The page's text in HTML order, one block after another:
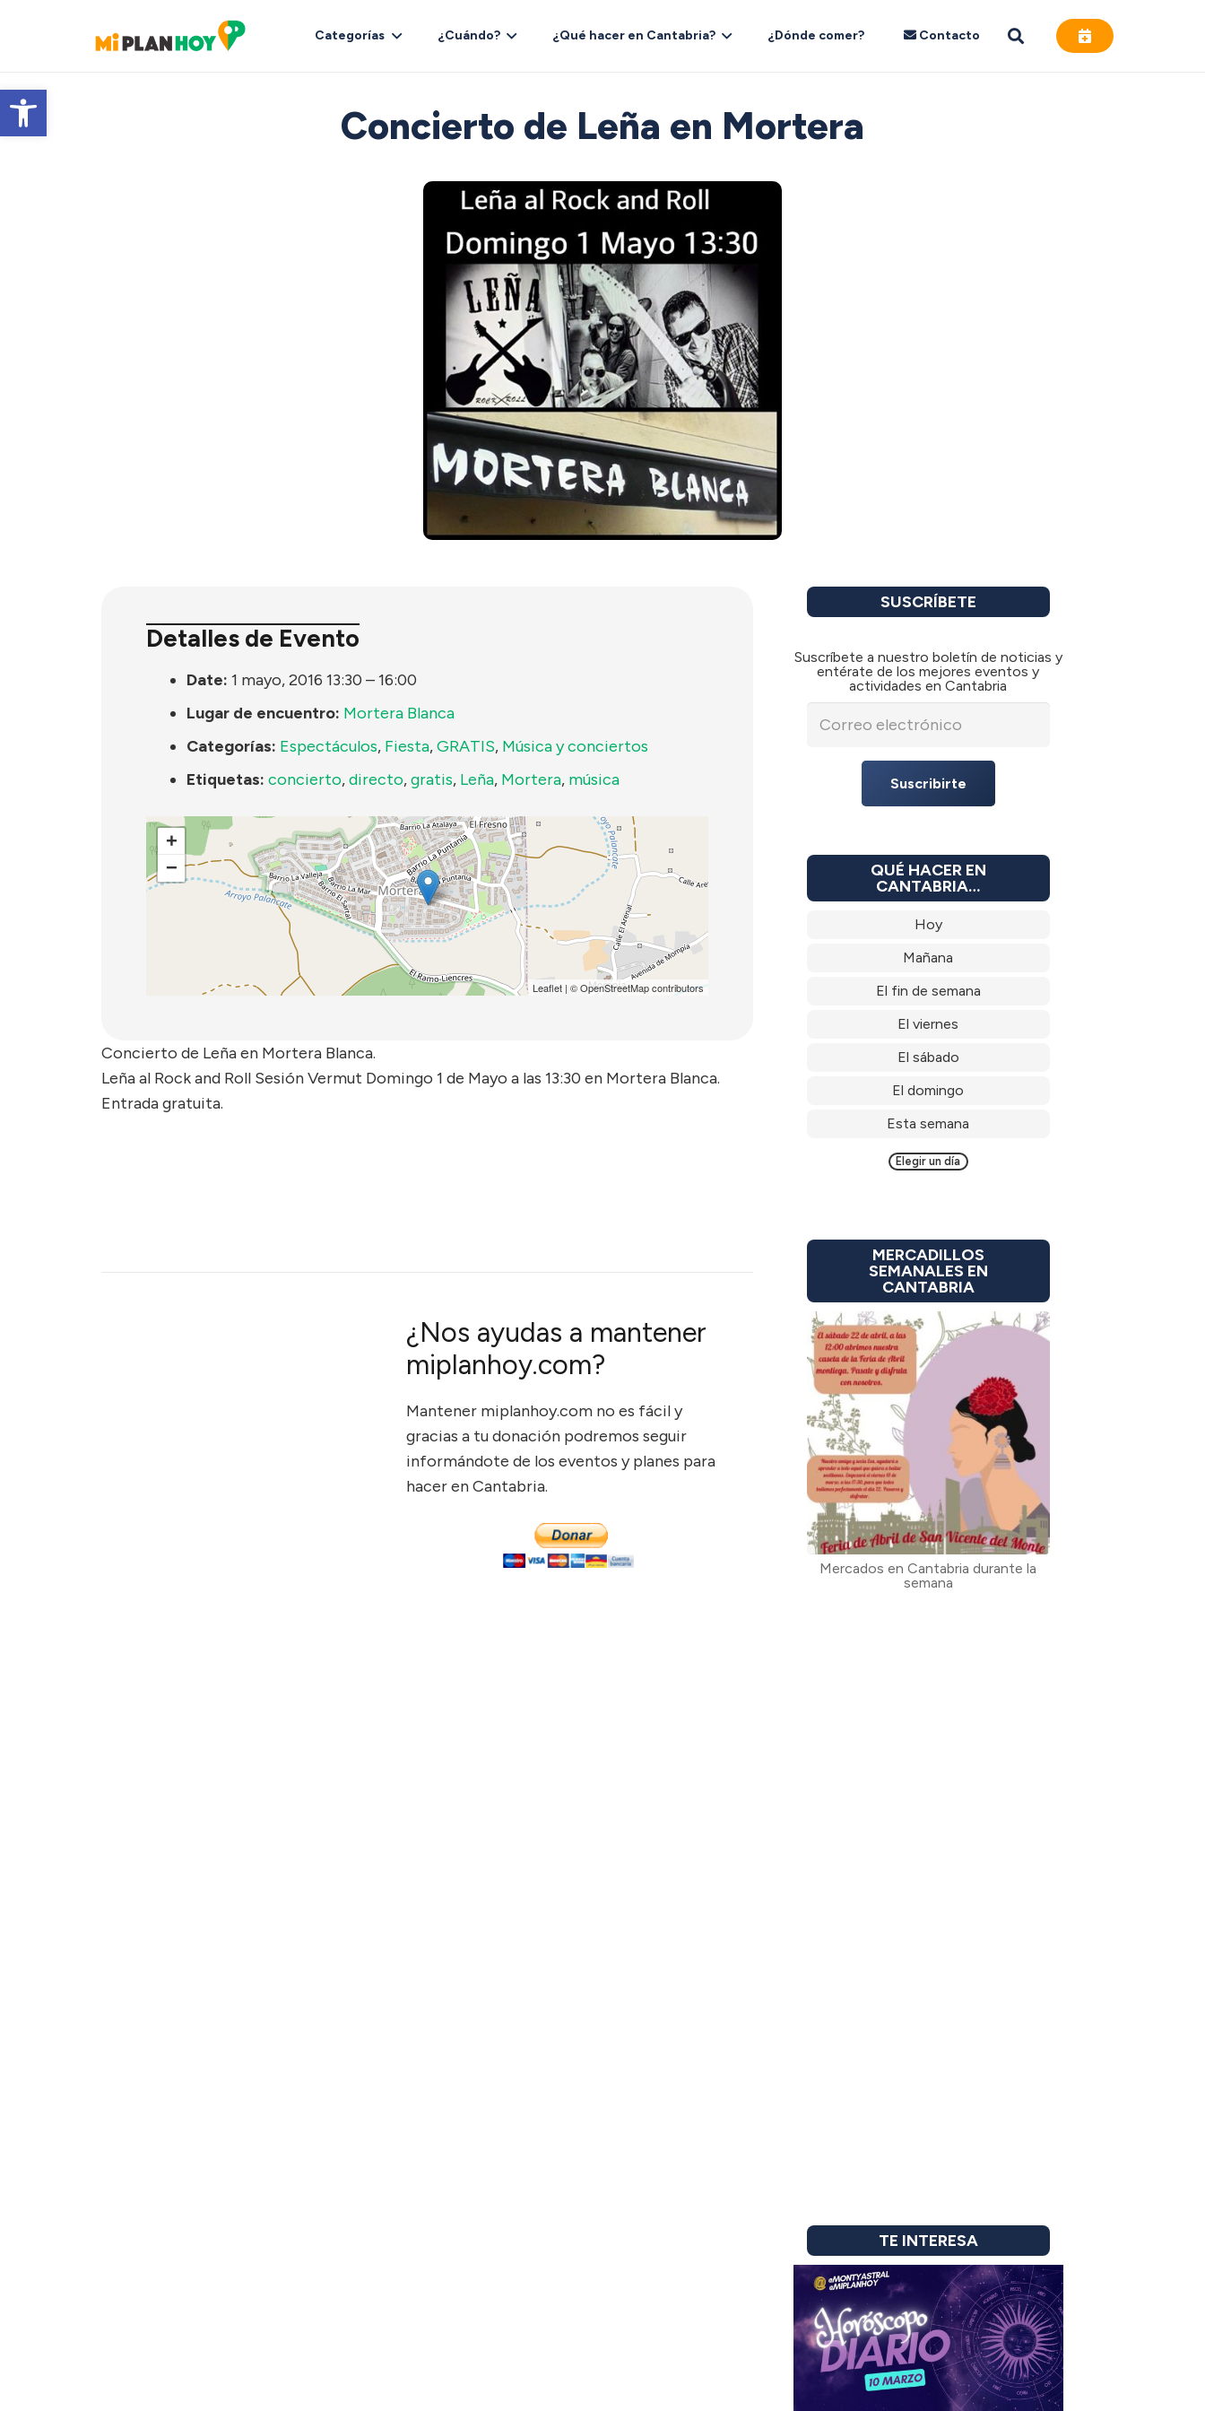
Abrir barra de herramientas
Categorías ¿Cuándo? ¿Qué hacer en Cantabria? ¿Dónde comer? Contacto
Concierto de Leña en Mortera
Detalles de Evento
Date: 1 mayo, 2016 13:30 –16:00
Lugar de encuentro: Mortera Blanca
Categorías: Espectáculos, Fiesta,GRATIS, Música y conciertos
Etiquetas: concierto,directo,gratis, Leña, Mortera, música
+
−
Leaflet| ©OpenStreetMapcontributors
Concierto de Leña en Mortera Blanca.
Leña al Rock and Roll Sesión Vermut Domingo 1 de Mayo a las 13:30 en Mortera Blanca.
Entrada gratuita.
¿Nos ayudas a mantener
miplanhoy.com?
Mantener miplanhoy.com no es fácil y
gracias a tu donación podremos seguir
informándote de los eventos y planes para
hacer en Cantabria.
SUSCRÍBETE
Suscríbete a nuestro boletín de noticias y
entérate de los mejores eventos y
actividades en Cantabria
Suscribirte
QUÉ HACER EN
CANTABRIA…
Hoy
Mañana
El fin de semana
El viernes
El sábado
El domingo
Esta semana
Elegir un día
MERCADILLOS
SEMANALES EN
CANTABRIA
Mercados en Cantabria durante la
semana
TE INTERESA